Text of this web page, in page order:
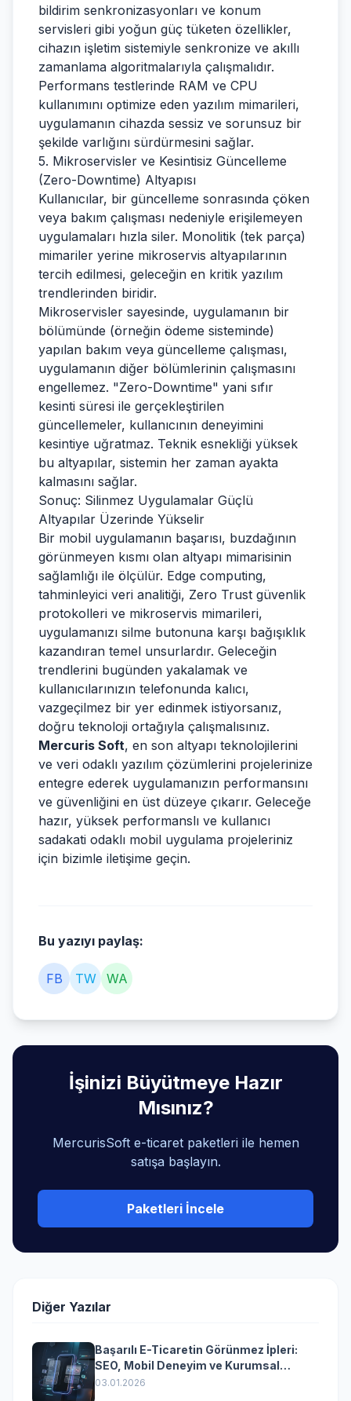
bildirim senkronizasyonları ve konum
servisleri gibi yoğun güç tüketen özellikler,
cihazın işletim sistemiyle senkronize ve akıllı
zamanlama algoritmalarıyla çalışmalıdır.
Performans testlerinde RAM ve CPU
kullanımını optimize eden yazılım mimarileri,
uygulamanın cihazda sessiz ve sorunsuz bir
şekilde varlığını sürdürmesini sağlar.
5. Mikroservisler ve Kesintisiz Güncelleme
(Zero-Downtime) Altyapısı
Kullanıcılar, bir güncelleme sonrasında çöken
veya bakım çalışması nedeniyle erişilemeyen
uygulamaları hızla siler. Monolitik (tek parça)
mimariler yerine mikroservis altyapılarının
tercih edilmesi, geleceğin en kritik yazılım
trendlerinden biridir.
Mikroservisler sayesinde, uygulamanın bir
bölümünde (örneğin ödeme sisteminde)
yapılan bakım veya güncelleme çalışması,
uygulamanın diğer bölümlerinin çalışmasını
engellemez. "Zero-Downtime" yani sıfır
kesinti süresi ile gerçekleştirilen
güncellemeler, kullanıcının deneyimini
kesintiye uğratmaz. Teknik esnekliği yüksek
bu altyapılar, sistemin her zaman ayakta
kalmasını sağlar.
Sonuç: Silinmez Uygulamalar Güçlü
Altyapılar Üzerinde Yükselir
Bir mobil uygulamanın başarısı, buzdağının
görünmeyen kısmı olan altyapı mimarisinin
sağlamlığı ile ölçülür. Edge computing,
tahminleyici veri analitiği, Zero Trust güvenlik
protokolleri ve mikroservis mimarileri,
uygulamanızı silme butonuna karşı bağışıklık
kazandıran temel unsurlardır. Geleceğin
trendlerini bugünden yakalamak ve
kullanıcılarınızın telefonunda kalıcı,
vazgeçilmez bir yer edinmek istiyorsanız,
doğru teknoloji ortağıyla çalışmalısınız.
Mercuris Soft, en son altyapı teknolojilerini
ve veri odaklı yazılım çözümlerini projelerinize
entegre ederek uygulamanızın performansını
ve güvenliğini en üst düzeye çıkarır. Geleceğe
hazır, yüksek performanslı ve kullanıcı
sadakati odaklı mobil uygulama projeleriniz
için bizimle iletişime geçin.
Bu yazıyı paylaş:
FB TW WA
İşinizi Büyütmeye Hazır
Mısınız?
MercurisSoft e-ticaret paketleri ile hemen
satışa başlayın.
Paketleri İncele
Diğer Yazılar
Başarılı E-Ticaretin Görünmez İpleri:
SEO, Mobil Deneyim ve Kurumsal
Yazılımın Kazandıran Senkronizasyonu
03.01.2026